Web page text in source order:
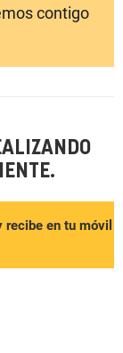
contigo
en tu móvil